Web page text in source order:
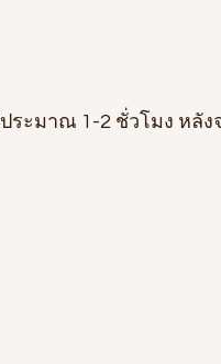
ประมาณ 1-2 ชั่วโมง หลั